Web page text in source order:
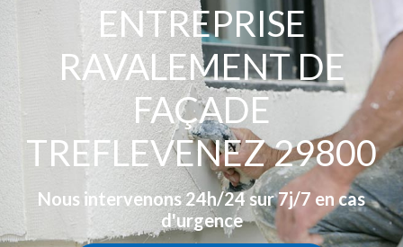
ENTREPRISE
RAVALEMENT DE
FAÇADE
TREFLEVENEZ 29800
Nous intervenons 24h/24 sur 7j/7 en cas
d'urgence